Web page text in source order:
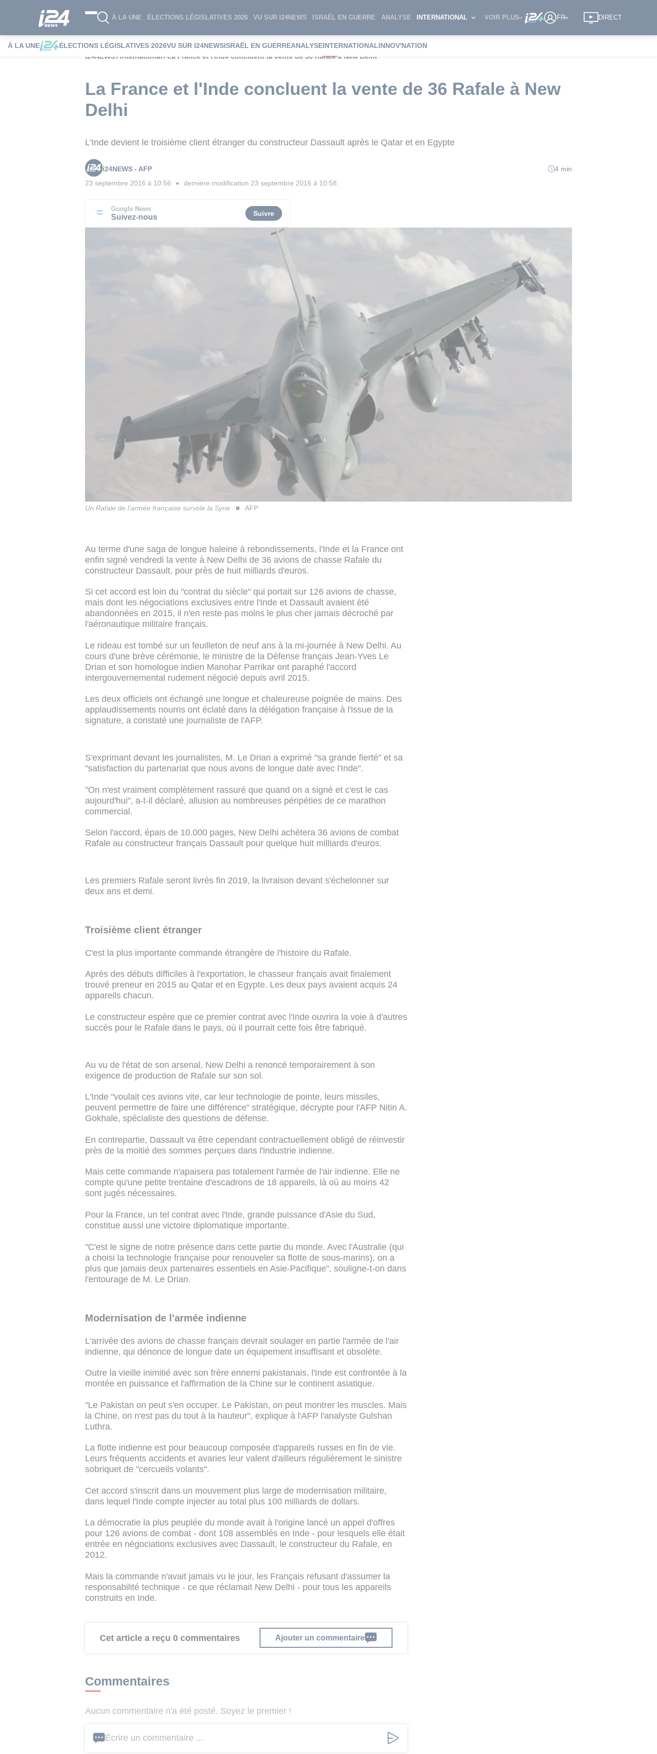
À LA UNE ÉLECTIONS LÉGISLATIVES 2026 VU SUR I24NEWS ISRAËL EN GUERRE ANALYSE INTERNATIONAL VOIR PLUS FR DIRECT
À LA UNE ÉLECTIONS LÉGISLATIVES 2026VU SUR I24NEWSISRAËL EN GUERREANALYSEINTERNATIONALINNOV'NATION
i24NEWS
International La France et l'Inde concluent la vente de 36 Rafale à New Delhi
La France et l'Inde concluent la vente de 36 Rafale à New
Delhi
L'Inde devient le troisième client étranger du constructeur Dassault après le Qatar et en Egypte
i24NEWS - AFP
4 min
23 septembre 2016 à 10:56 ■ dernière modification 23 septembre 2016 à 10:58
Google News
Suivez-nous Suivre
Un Rafale de l'armée française survole la Syrie AFP
Au terme d'une saga de longue haleine à rebondissements, l'Inde et la France ont
enfin signé vendredi la vente à New Delhi de 36 avions de chasse Rafale du
constructeur Dassault, pour près de huit milliards d'euros.
Si cet accord est loin du "contrat du siècle" qui portait sur 126 avions de chasse,
mais dont les négociations exclusives entre l'Inde et Dassault avaient été
abandonnées en 2015, il n'en reste pas moins le plus cher jamais décroché par
l'aéronautique militaire français.
Le rideau est tombé sur un feuilleton de neuf ans à la mi-journée à New Delhi. Au
cours d'une brève cérémonie, le ministre de la Défense français Jean-Yves Le
Drian et son homologue indien Manohar Parrikar ont paraphé l'accord
intergouvernemental rudement négocié depuis avril 2015.
Les deux officiels ont échangé une longue et chaleureuse poignée de mains. Des
applaudissements nourris ont éclaté dans la délégation française à l'issue de la
signature, a constaté une journaliste de l'AFP.
S'exprimant devant les journalistes, M. Le Drian a exprimé "sa grande fierté" et sa
"satisfaction du partenariat que nous avons de longue date avec l'Inde".
"On n'est vraiment complètement rassuré que quand on a signé et c'est le cas
aujourd'hui", a-t-il déclaré, allusion au nombreuses péripéties de ce marathon
commercial.
Selon l'accord, épais de 10.000 pages, New Delhi achètera 36 avions de combat
Rafale au constructeur français Dassault pour quelque huit milliards d'euros.
Les premiers Rafale seront livrés fin 2019, la livraison devant s'échelonner sur
deux ans et demi.
Troisième client étranger
C'est la plus importante commande étrangère de l'histoire du Rafale.
Après des débuts difficiles à l'exportation, le chasseur français avait finalement
trouvé preneur en 2015 au Qatar et en Egypte. Les deux pays avaient acquis 24
appareils chacun.
Le constructeur espère que ce premier contrat avec l'Inde ouvrira la voie à d'autres
succès pour le Rafale dans le pays, où il pourrait cette fois être fabriqué.
Au vu de l'état de son arsenal, New Delhi a renoncé temporairement à son
exigence de production de Rafale sur son sol.
L'Inde "voulait ces avions vite, car leur technologie de pointe, leurs missiles,
peuvent permettre de faire une différence" stratégique, décrypte pour l'AFP Nitin A.
Gokhale, spécialiste des questions de défense.
En contrepartie, Dassault va être cependant contractuellement obligé de réinvestir
près de la moitié des sommes perçues dans l'industrie indienne.
Mais cette commande n'apaisera pas totalement l'armée de l'air indienne. Elle ne
compte qu'une petite trentaine d'escadrons de 18 appareils, là où au moins 42
sont jugés nécessaires.
Pour la France, un tel contrat avec l'Inde, grande puissance d'Asie du Sud,
constitue aussi une victoire diplomatique importante.
"C'est le signe de notre présence dans cette partie du monde. Avec l'Australie (qui
a choisi la technologie française pour renouveler sa flotte de sous-marins), on a
plus que jamais deux partenaires essentiels en Asie-Pacifique", souligne-t-on dans
l'entourage de M. Le Drian.
Modernisation de l'armée indienne
L'arrivée des avions de chasse français devrait soulager en partie l'armée de l'air
indienne, qui dénonce de longue date un équipement insuffisant et obsolète.
Outre la vieille inimitié avec son frère ennemi pakistanais, l'Inde est confrontée à la
montée en puissance et l'affirmation de la Chine sur le continent asiatique.
"Le Pakistan on peut s'en occuper. Le Pakistan, on peut montrer les muscles. Mais
la Chine, on n'est pas du tout à la hauteur", explique à l'AFP l'analyste Gulshan
Luthra.
La flotte indienne est pour beaucoup composée d'appareils russes en fin de vie.
Leurs fréquents accidents et avaries leur valent d'ailleurs régulièrement le sinistre
sobriquet de "cercueils volants".
Cet accord s'inscrit dans un mouvement plus large de modernisation militaire,
dans lequel l'Inde compte injecter au total plus 100 milliards de dollars.
La démocratie la plus peuplée du monde avait à l'origine lancé un appel d'offres
pour 126 avions de combat - dont 108 assemblés en Inde - pour lesquels elle était
entrée en négociations exclusives avec Dassault, le constructeur du Rafale, en
2012.
Mais la commande n'avait jamais vu le jour, les Français refusant d'assumer la
responsabilité technique - ce que réclamait New Delhi - pour tous les appareils
construits en Inde.
Cet article a reçu 0 commentaires Ajouter un commentaire
Commentaires
Aucun commentaire n'a été posté. Soyez le premier !
Écrire un commentaire ...